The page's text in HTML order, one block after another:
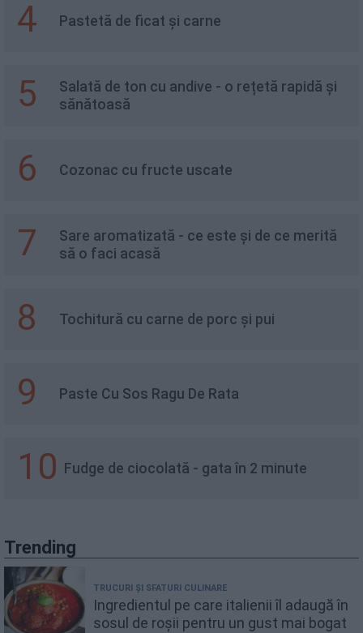
4 Pastetă de ficat și carne
5
Salată de ton cu andive - o rețetă rapidă și
sănătoasă
6 Cozonac cu fructe uscate
7
Sare aromatizată - ce este și de ce merită
să o faci acasă
8 Tochitură cu carne de porc și pui
9 Paste Cu Sos Ragu De Rata
10 Fudge de ciocolată - gata în 2 minute
Trending
TRUCURI ȘI SFATURI CULINARE
Ingredientul pe care italienii îl adaugă în
sosul de roșii pentru un gust mai bogat